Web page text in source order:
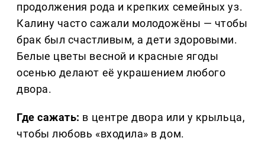
продолжения рода и крепких семейных уз.
Калину часто сажали молодожёны — чтобы
брак был счастливым, а дети здоровыми.
Белые цветы весной и красные ягоды
осенью делают её украшением любого
двора.
Где сажать: в центре двора или у крыльца,
чтобы любовь «входила» в дом.